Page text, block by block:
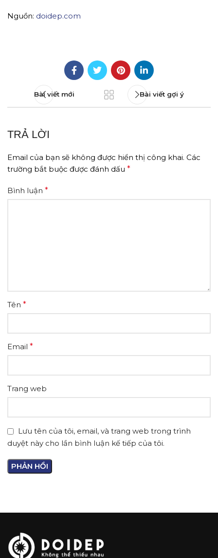
Nguồn: doidep.com
Bài viết mới Bài viết gợi ý
TRẢ LỜI
Email của bạn sẽ không được hiển thị công khai. Các
trường bắt buộc được đánh dấu *
Bình luận *
Tên *
Email *
Trang web
Lưu tên của tôi, email, và trang web trong trình
duyệt này cho lần bình luận kế tiếp của tôi.